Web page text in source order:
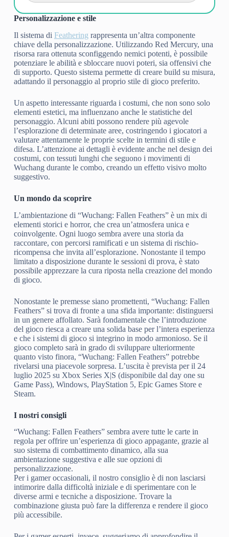
Personalizzazione e stile
Il sistema di Feathering rappresenta un’altra componente
chiave della personalizzazione. Utilizzando Red Mercury, una
risorsa rara ottenuta sconfiggendo nemici potenti, è possibile
potenziare le abilità e sbloccare nuovi poteri, sia offensivi che
di supporto. Questo sistema permette di creare build su misura,
adattando il personaggio al proprio stile di gioco preferito.
Un aspetto interessante riguarda i costumi, che non sono solo
elementi estetici, ma influenzano anche le statistiche del
personaggio. Alcuni abiti possono rendere più agevole
l’esplorazione di determinate aree, costringendo i giocatori a
valutare attentamente le proprie scelte in termini di stile e
difesa. L’attenzione ai dettagli è evidente anche nel design dei
costumi, con tessuti lunghi che seguono i movimenti di
Wuchang durante le combo, creando un effetto visivo molto
suggestivo.
Un mondo da scoprire
L’ambientazione di “Wuchang: Fallen Feathers” è un mix di
elementi storici e horror, che crea un’atmosfera unica e
coinvolgente. Ogni luogo sembra avere una storia da
raccontare, con percorsi ramificati e un sistema di rischio-
ricompensa che invita all’esplorazione. Nonostante il tempo
limitato a disposizione durante le sessioni di prova, è stato
possibile apprezzare la cura riposta nella creazione del mondo
di gioco.
Nonostante le premesse siano promettenti, “Wuchang: Fallen
Feathers” si trova di fronte a una sfida importante: distinguersi
in un genere affollato. Sarà fondamentale che l’introduzione
del gioco riesca a creare una solida base per l’intera esperienza
e che i sistemi di gioco si integrino in modo armonioso. Se il
gioco completo sarà in grado di sviluppare ulteriormente
quanto visto finora, “Wuchang: Fallen Feathers” potrebbe
rivelarsi una piacevole sorpresa. L’uscita è prevista per il 24
luglio 2025 su Xbox Series X|S (disponibile dal day one su
Game Pass), Windows, PlayStation 5, Epic Games Store e
Steam.
I nostri consigli
“Wuchang: Fallen Feathers” sembra avere tutte le carte in
regola per offrire un’esperienza di gioco appagante, grazie al
suo sistema di combattimento dinamico, alla sua
ambientazione suggestiva e alle sue opzioni di
personalizzazione.
Per i gamer occasionali, il nostro consiglio è di non lasciarsi
intimorire dalla difficoltà iniziale e di sperimentare con le
diverse armi e tecniche a disposizione. Trovare la
combinazione giusta può fare la differenza e rendere il gioco
più accessibile.